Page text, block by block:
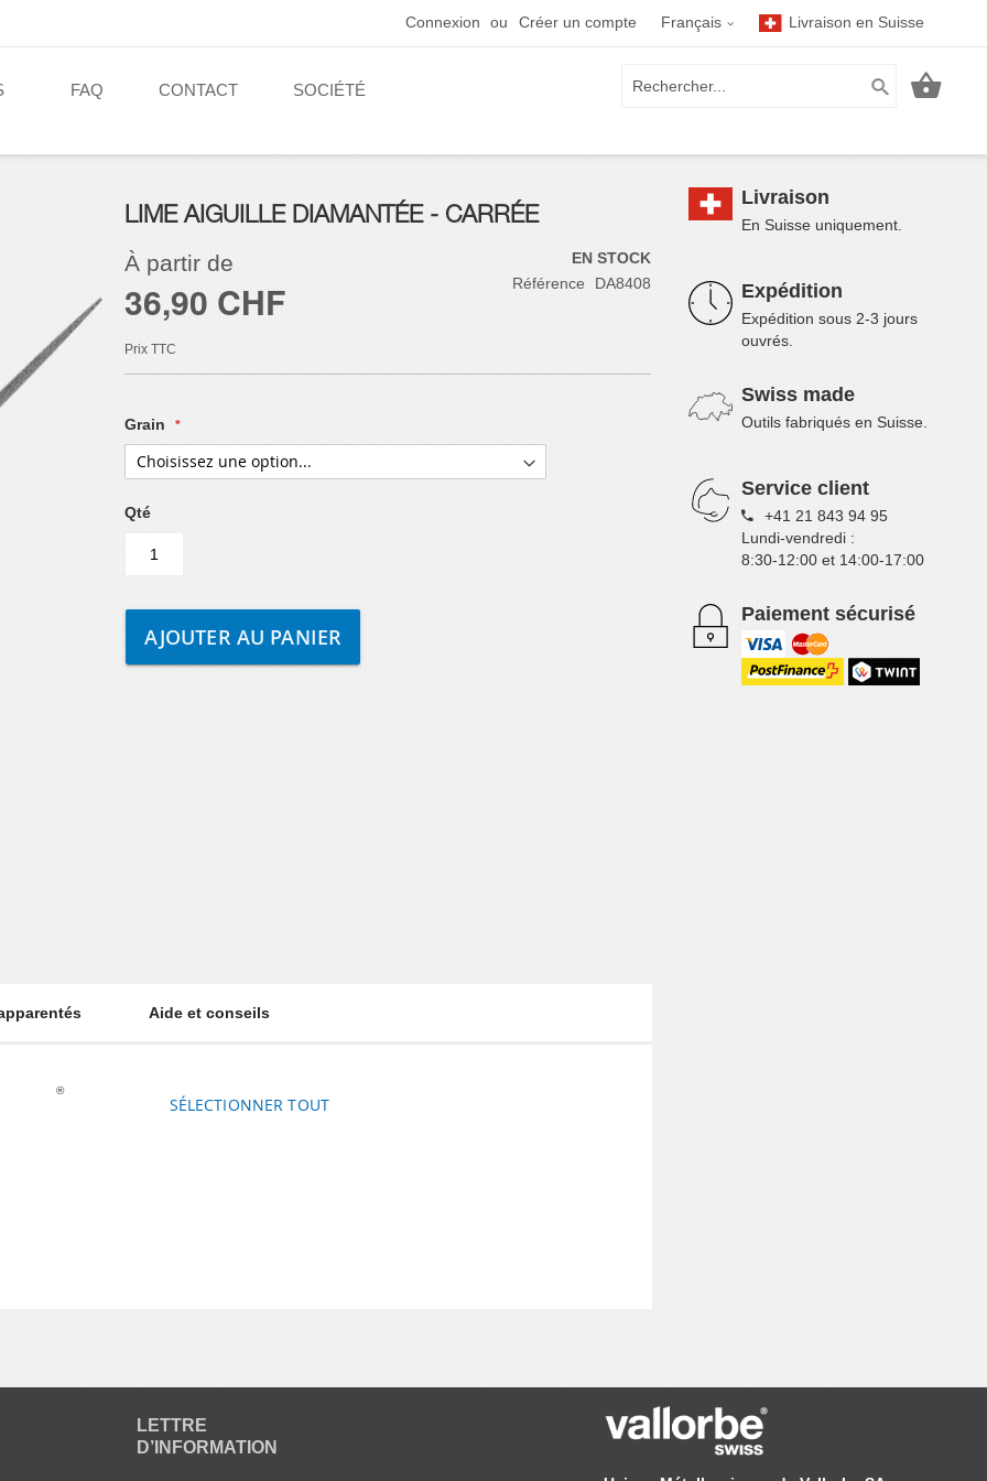
Livraison en Suisse
Langue
Français
Connexion Créer un compte
Mon
FAQ CONTACT SOCIÉTÉ
LIME AIGUILLE DIAMANTÉE - CARRÉE
À partir de
36,90 CHF
Prix TTC
EN STOCK
Référence
DA8408
Grain
Qté
AJOUTER AU PANIER
®, les limes aiguilles diamantées sont idéales pour un usage universel dans les
SÉLECTIONNER TOUT
Aide et conseils
Livraison
En Suisse uniquement.
Expédition
Expédition sous 2-3 jours
ouvrés.
Swiss made
Outils fabriqués en Suisse.
Service client
+41 21 843 94 95
Lundi-vendredi :
8:30-12:00 et 14:00-17:00
Paiement sécurisé
LETTRE
D’INFORMATION